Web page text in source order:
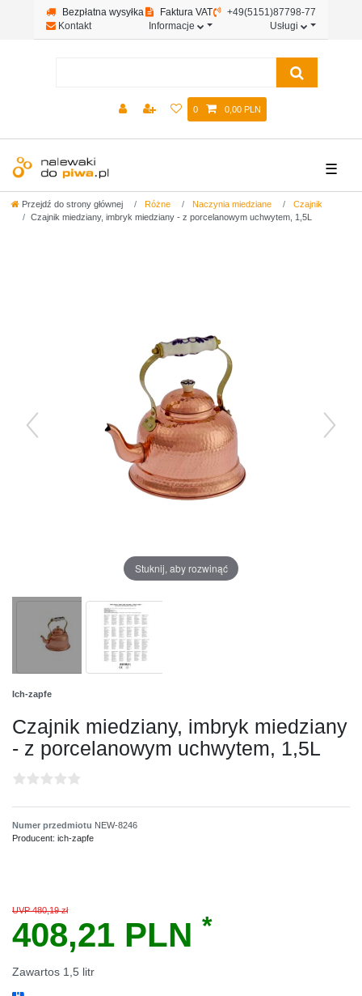
Bezpłatna wysyłka Faktura VAT
+49(5151)87798-77
Kontakt
Informacje Usługi
0 0,00 PLN
☰
Przejdź do strony głównej Różne Naczynia miedziane
Czajnik
Czajnik miedziany, imbryk miedziany - z porcelanowym uchwytem, 1,5L
Stuknij, aby rozwinąć
Ich-zapfe
Czajnik miedziany, imbryk miedziany
- z porcelanowym uchwytem, 1,5L
Numer przedmiotu NEW-8246
Producent: ich-zapfe
UVP 480,19 zł
408,21 PLN *
Zawartos 1,5 litr